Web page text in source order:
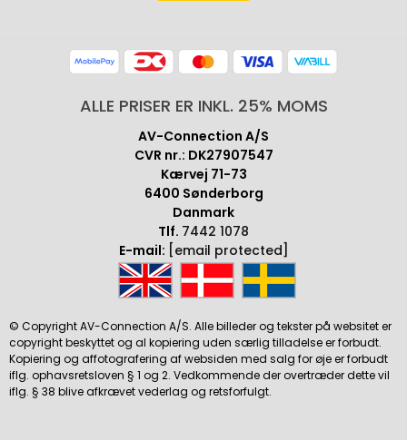
ALLE PRISER ER INKL. 25% MOMS
AV-Connection A/S
CVR nr.: DK27907547
Kærvej 71-73
6400 Sønderborg
Danmark
Tlf. 7442 1078
E-mail: [email protected]
© Copyright AV-Connection A/S. Alle billeder og tekster på websitet er
copyright beskyttet og al kopiering uden særlig tilladelse er forbudt.
Kopiering og affotografering af websiden med salg for øje er forbudt
iflg. ophavsretsloven § 1 og 2. Vedkommende der overtræder dette vil
iflg. § 38 blive afkrævet vederlag og retsforfulgt.